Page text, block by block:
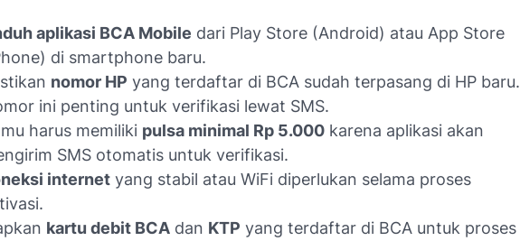
aplikasi BCA Mobile dari Play Store (Android) atau App Store
di smartphone baru.
nomor HP yang terdaftar di BCA sudah terpasang di HP baru.
ini penting untuk verifikasi lewat SMS.
harus memiliki pulsa minimal Rp 5.000 karena aplikasi akan
SMS otomatis untuk verifikasi.
internet yang stabil atau WiFi diperlukan selama proses
kartu debit BCA dan KTP yang terdaftar di BCA untuk proses